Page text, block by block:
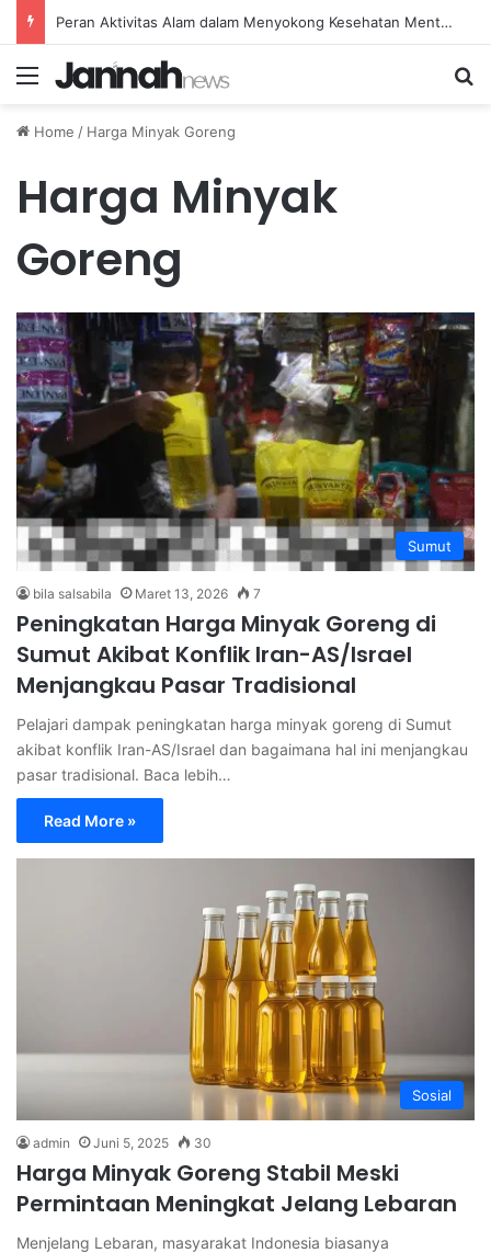
Peran Aktivitas Alam dalam Menyokong Kesehatan Mental dan Menenangkan Pikiran di Masa Sulit
Menu
Home / Harga Minyak Goreng
Harga Minyak
Goreng
Sumut
bila salsabila Maret 13, 2026 7
Peningkatan Harga Minyak Goreng di
Sumut Akibat Konflik Iran-AS/Israel
Menjangkau Pasar Tradisional
Pelajari dampak peningkatan harga minyak goreng di Sumut
akibat konflik Iran-AS/Israel dan bagaimana hal ini menjangkau
pasar tradisional. Baca lebih…
Read More »
Sosial
admin Juni 5, 2025 30
Harga Minyak Goreng Stabil Meski
Permintaan Meningkat Jelang Lebaran
Menjelang Lebaran, masyarakat Indonesia biasanya